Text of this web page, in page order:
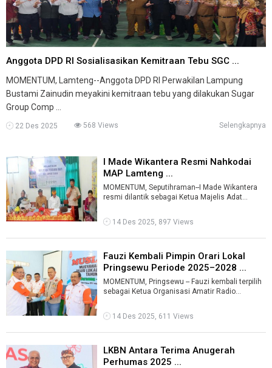
Anggota DPD RI Sosialisasikan Kemitraan Tebu SGC ...
MOMENTUM, Lamteng--Anggota DPD RI Perwakilan Lampung
Bustami Zainudin meyakini kemitraan tebu yang dilakukan Sugar
Group Comp ...
22 Des 2025 568 Views Selengkapnya
I Made Wikantera Resmi Nahkodai
MAP Lamteng ...
MOMENTUM, Seputihraman--I Made Wikantera
resmi dilantik sebagai Ketua Majelis Adat
...
14 Des 2025, 897 Views
Fauzi Kembali Pimpin Orari Lokal
Pringsewu Periode 2025–2028 ...
MOMENTUM, Pringsewu -- Fauzi kembali terpilih
sebagai Ketua Organisasi Amatir Radio
14 Des 2025, 611 Views
LKBN Antara Terima Anugerah
Perhumas 2025 ...